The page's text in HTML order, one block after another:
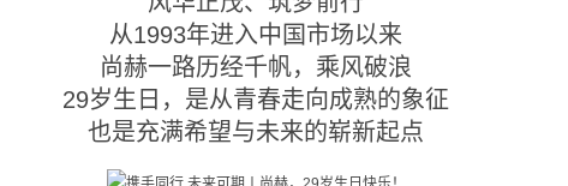
从1993年进入中国市场以来
尚赫一路历经千帆，乘风破浪
29岁生日，是从青春走向成熟的象征
也是充满希望与未来的崭新起点